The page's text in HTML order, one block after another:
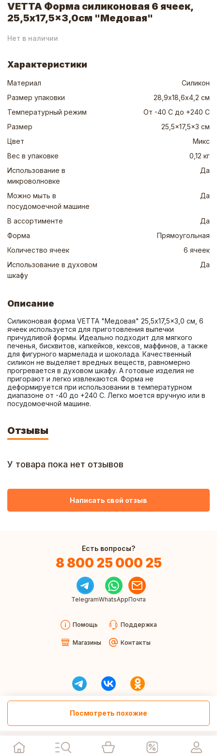
VETTA Форма силиконовая 6 ячеек,
25,5x17,5x3,0см "Медовая"
Нет в наличии
Посмотреть похожие
Характеристики
Материал
Силикон
Размер упаковки
28,9х18,6х4,2 см
Температурный режим
От -40 C до +240 С
Размер
25,5x17,5x3 см
Цвет
Микс
Вес в упаковке
0,12 кг
Использование в
микроволновке
Да
Можно мыть в
посудомоечной машине
Да
В ассортименте
Да
Форма
Прямоугольная
Количество ячеек
6 ячеек
Использование в духовом
шкафу
Да
Описание
Силиконовая форма VETTA "Медовая" 25,5x17,5x3,0 см, 6
ячеек используется для приготовления выпечки
причудливой формы. Идеально подходит для мягкого
печенья, бисквитов, капкейков, кексов, маффинов, а также
для фигурного мармелада и шоколада. Качественный
силикон не выделяет вредных веществ, равномерно
прогревается в духовом шкафу. А готовые изделия не
пригорают и легко извлекаются. Форма не
деформируется при использовании в температурном
диапазоне от -40 до +240 С. Легко моется вручную или в
посудомоечной машине.
Отзывы
У товара пока нет отзывов
Написать свой отзыв
Есть вопросы?
8 800 25 000 25
TelegramWhatsAppПочта
Помощь Поддержка
Магазины Контакты